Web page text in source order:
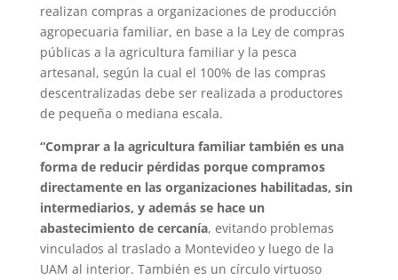
realizan compras a organizaciones de producción
agropecuaria familiar, en base a la Ley de compras
públicas a la agricultura familiar y la pesca
artesanal, según la cual el 100% de las compras
descentralizadas debe ser realizada a productores
de pequeña o mediana escala.
“Comprar a la agricultura familiar también es una
forma de reducir pérdidas porque compramos
directamente en las organizaciones habilitadas, sin
intermediarios, y además se hace un
abastecimiento de cercanía, evitando problemas
vinculados al traslado a Montevideo y luego de la
UAM al interior. También es un círculo virtuoso